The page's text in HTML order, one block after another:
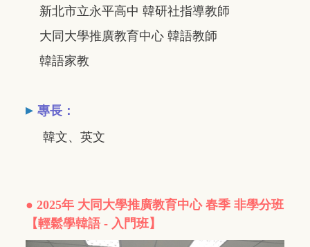
新北市立永平高中 韓研社指導教師
大同大學推廣教育中心 韓語教師
韓語家教
▸ 專長：
韓文、英文
● 2025年 大同大學推廣教育中心 春季 非學分班
【輕鬆學韓語 - 入門班】